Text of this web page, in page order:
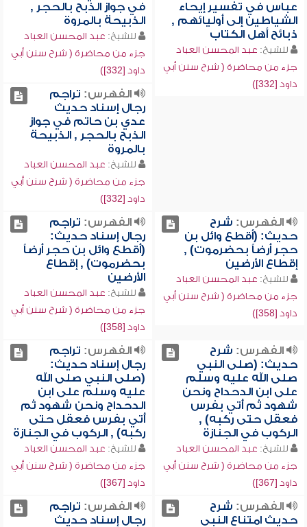
عباس في تفسير إيحاء
الشياطين إلى أوليائهم ,
ذبائح أهل الكتاب
للشيخ: عبد المحسن العباد
جزء من محاضرة ( شرح سنن أبي
داود [332])
في جواز الذبح بالحجر ,
الذبيحة بالمروة
للشيخ: عبد المحسن العباد
جزء من محاضرة ( شرح سنن أبي
داود [332])
الفهرس: تراجم
رجال إسناد حديث
عدي بن حاتم في جواز
الذبح بالحجر , الذبيحة
بالمروة
للشيخ: عبد المحسن العباد
جزء من محاضرة ( شرح سنن أبي
داود [332])
الفهرس: شرح
حديث: (أقطع وائل بن
حجر أرضاً بحضرموت) ,
إقطاع الأرضين
للشيخ: عبد المحسن العباد
جزء من محاضرة ( شرح سنن أبي
داود [358])
الفهرس: تراجم
رجال إسناد حديث:
(أقطع وائل بن حجر أرضاً
بحضرموت) , إقطاع
الأرضين
للشيخ: عبد المحسن العباد
جزء من محاضرة ( شرح سنن أبي
داود [358])
الفهرس: شرح
حديث: (صلى النبي
صلى الله عليه وسلم
على ابن الدحداح ونحن
شهود ثم أُتي بفرس
فعقل حتى ركبه) ,
الركوب في الجنازة
للشيخ: عبد المحسن العباد
جزء من محاضرة ( شرح سنن أبي
داود [367])
الفهرس: تراجم
رجال إسناد حديث:
(صلى النبي صلى الله
عليه وسلم على ابن
الدحداح ونحن شهود ثم
أُتي بفرس فعقل حتى
ركبه) , الركوب في الجنازة
للشيخ: عبد المحسن العباد
جزء من محاضرة ( شرح سنن أبي
داود [367])
الفهرس: شرح
حديث امتناع النبي
الفهرس: تراجم
رجال إسناد حديث